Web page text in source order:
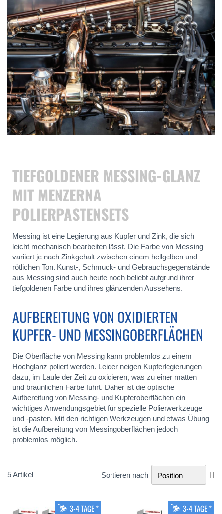
TIEFGOLDENER MESSING-GLANZ
MIT MENZERNA
POLIERPASTENSETS
Messing ist eine Legierung aus Kupfer und Zink, die sich
leicht mechanisch bearbeiten lässt. Die Farbe von Messing
variiert je nach Zinkgehalt zwischen einem hellgelben und
rötlichen Ton. Kunst-, Schmuck- und Gebrauchsgegenstände
aus Messing sind auch heute noch beliebt aufgrund ihrer
tiefgoldenen Farbe und ihres glänzenden Aussehens.
AUFBEREITUNG VON OXIDIERTEN
KUPFER- UND MESSINGOBERFLÄCHEN
Die Oberfläche von Messing kann problemlos zu einem
Hochglanz poliert werden. Leider neigen Kupferlegierungen
dazu, im Laufe der Zeit zu oxidieren, was zu einer matten
und bräunlichen Farbe führt. Daher ist die optische
Aufbereitung von Messing- und Kupferoberflächen ein
wichtiges Anwendungsgebiet für spezielle Polierwerkzeuge
und -pasten. Mit den richtigen Werkzeugen und etwas Übung
ist die Aufbereitung von Messingoberflächen jedoch
problemlos möglich.
5Artikel Sortieren nach
3-4 TAGE * 3-4 TAGE *